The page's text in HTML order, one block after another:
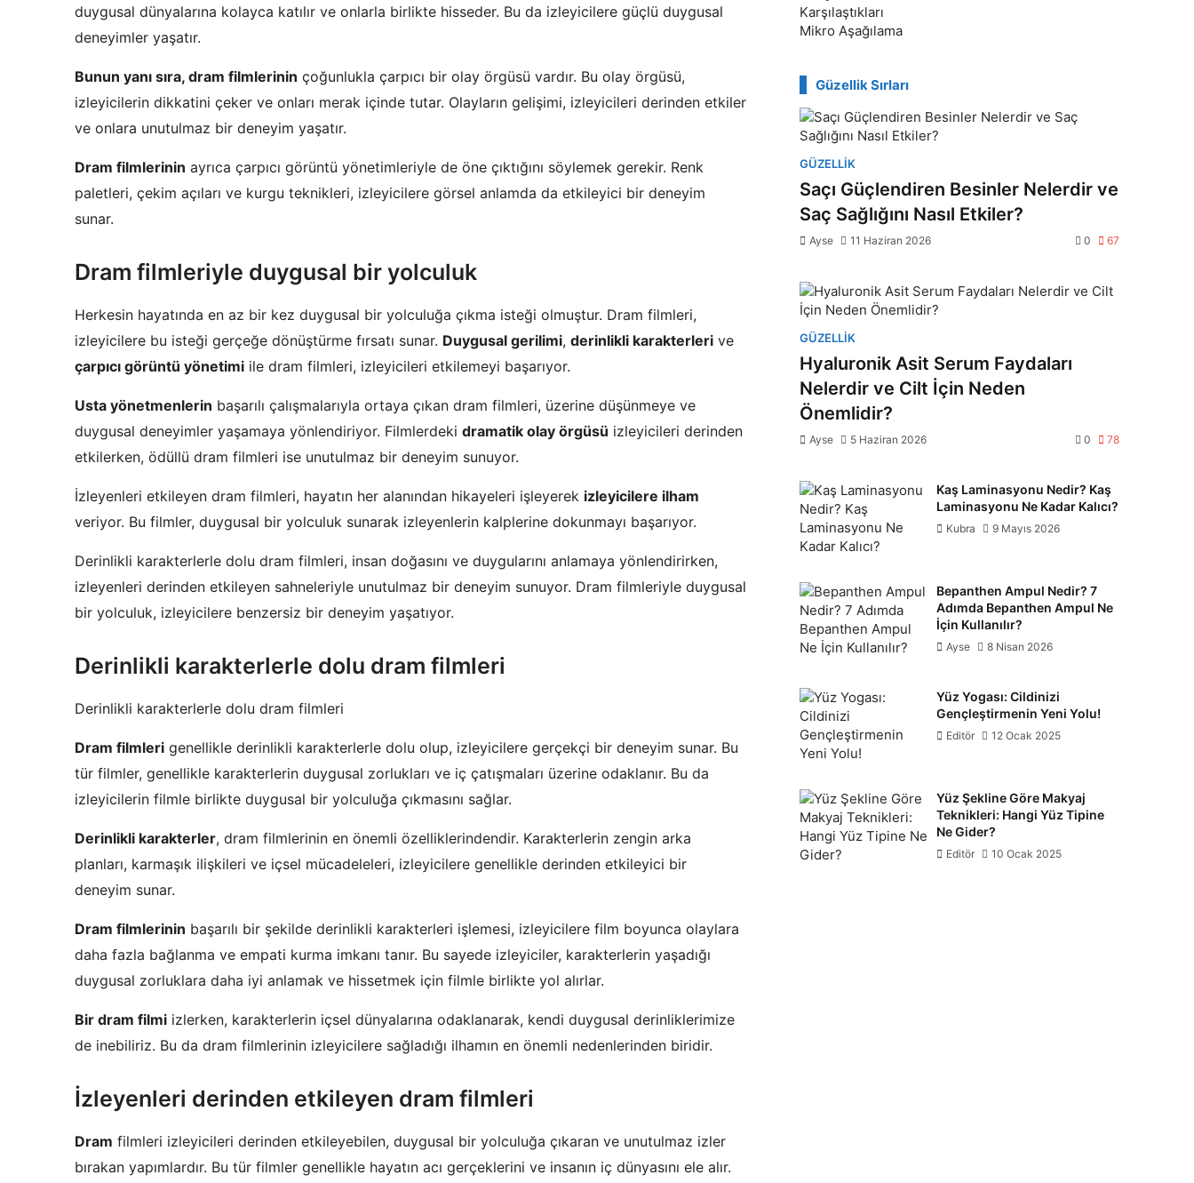
duygusal dünyalarına kolayca katılır ve onlarla birlikte hisseder. Bu da izleyicilere güçlü duygusal
deneyimler yaşatır.
Bunun yanı sıra, dram filmlerinin çoğunlukla çarpıcı bir olay örgüsü vardır. Bu olay örgüsü,
izleyicilerin dikkatini çeker ve onları merak içinde tutar. Olayların gelişimi, izleyicileri derinden etkiler
ve onlara unutulmaz bir deneyim yaşatır.
Dram filmlerinin ayrıca çarpıcı görüntü yönetimleriyle de öne çıktığını söylemek gerekir. Renk
paletleri, çekim açıları ve kurgu teknikleri, izleyicilere görsel anlamda da etkileyici bir deneyim
sunar.
Dram filmleriyle duygusal bir yolculuk
Herkesin hayatında en az bir kez duygusal bir yolculuğa çıkma isteği olmuştur. Dram filmleri,
izleyicilere bu isteği gerçeğe dönüştürme fırsatı sunar. Duygusal gerilimi, derinlikli karakterleri ve
çarpıcı görüntü yönetimi ile dram filmleri, izleyicileri etkilemeyi başarıyor.
Usta yönetmenlerin başarılı çalışmalarıyla ortaya çıkan dram filmleri, üzerine düşünmeye ve
duygusal deneyimler yaşamaya yönlendiriyor. Filmlerdeki dramatik olay örgüsü izleyicileri derinden
etkilerken, ödüllü dram filmleri ise unutulmaz bir deneyim sunuyor.
İzleyenleri etkileyen dram filmleri, hayatın her alanından hikayeleri işleyerek izleyicilere ilham
veriyor. Bu filmler, duygusal bir yolculuk sunarak izleyenlerin kalplerine dokunmayı başarıyor.
Derinlikli karakterlerle dolu dram filmleri, insan doğasını ve duygularını anlamaya yönlendirirken,
izleyenleri derinden etkileyen sahneleriyle unutulmaz bir deneyim sunuyor. Dram filmleriyle duygusal
bir yolculuk, izleyicilere benzersiz bir deneyim yaşatıyor.
Derinlikli karakterlerle dolu dram filmleri
Derinlikli karakterlerle dolu dram filmleri
Dram filmleri genellikle derinlikli karakterlerle dolu olup, izleyicilere gerçekçi bir deneyim sunar. Bu
tür filmler, genellikle karakterlerin duygusal zorlukları ve iç çatışmaları üzerine odaklanır. Bu da
izleyicilerin filmle birlikte duygusal bir yolculuğa çıkmasını sağlar.
Derinlikli karakterler, dram filmlerinin en önemli özelliklerindendir. Karakterlerin zengin arka
planları, karmaşık ilişkileri ve içsel mücadeleleri, izleyicilere genellikle derinden etkileyici bir
deneyim sunar.
Dram filmlerinin başarılı bir şekilde derinlikli karakterleri işlemesi, izleyicilere film boyunca olaylara
daha fazla bağlanma ve empati kurma imkanı tanır. Bu sayede izleyiciler, karakterlerin yaşadığı
duygusal zorluklara daha iyi anlamak ve hissetmek için filmle birlikte yol alırlar.
Bir dram filmi izlerken, karakterlerin içsel dünyalarına odaklanarak, kendi duygusal derinliklerimize
de inebiliriz. Bu da dram filmlerinin izleyicilere sağladığı ilhamın en önemli nedenlerinden biridir.
İzleyenleri derinden etkileyen dram filmleri
Dram filmleri izleyicileri derinden etkileyebilen, duygusal bir yolculuğa çıkaran ve unutulmaz izler
bırakan yapımlardır. Bu tür filmler genellikle hayatın acı gerçeklerini ve insanın iç dünyasını ele alır.
Güzellik Sırları
GÜZELLIK
Saçı Güçlendiren Besinler Nelerdir ve
Saç Sağlığını Nasıl Etkiler?
Ayse 11 Haziran 2026 0 67
GÜZELLIK
Hyaluronik Asit Serum Faydaları
Nelerdir ve Cilt İçin Neden
Önemlidir?
Ayse 5 Haziran 2026 0 78
Kaş Laminasyonu Nedir? Kaş
Laminasyonu Ne Kadar Kalıcı?
Kubra 9 Mayıs 2026
Bepanthen Ampul Nedir? 7
Adımda Bepanthen Ampul Ne
İçin Kullanılır?
Ayse 8 Nisan 2026
Yüz Yogası: Cildinizi
Gençleştirmenin Yeni Yolu!
Editör 12 Ocak 2025
Yüz Şekline Göre Makyaj
Teknikleri: Hangi Yüz Tipine
Ne Gider?
Editör 10 Ocak 2025